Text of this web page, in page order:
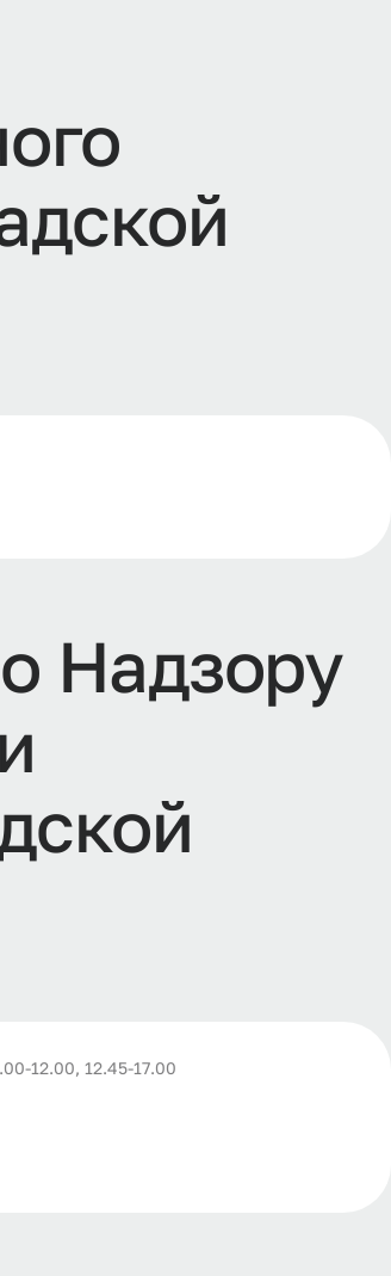
ого
дской
о Надзору
и
ской
12.00, 12.45-17.00